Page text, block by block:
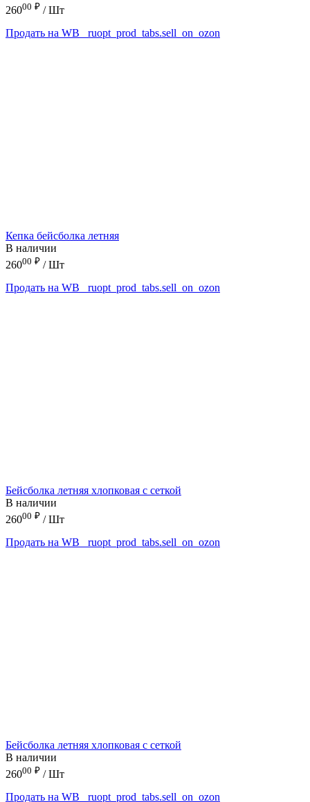
26000 ₽ / Шт
Продать на WB
_ruopt_prod_tabs.sell_on_ozon
Кепка бейсболка летняя
В наличии
26000 ₽ / Шт
Продать на WB
_ruopt_prod_tabs.sell_on_ozon
Бейсболка летняя хлопковая с сеткой
В наличии
26000 ₽ / Шт
Продать на WB
_ruopt_prod_tabs.sell_on_ozon
Бейсболка летняя хлопковая с сеткой
В наличии
26000 ₽ / Шт
Продать на WB
_ruopt_prod_tabs.sell_on_ozon